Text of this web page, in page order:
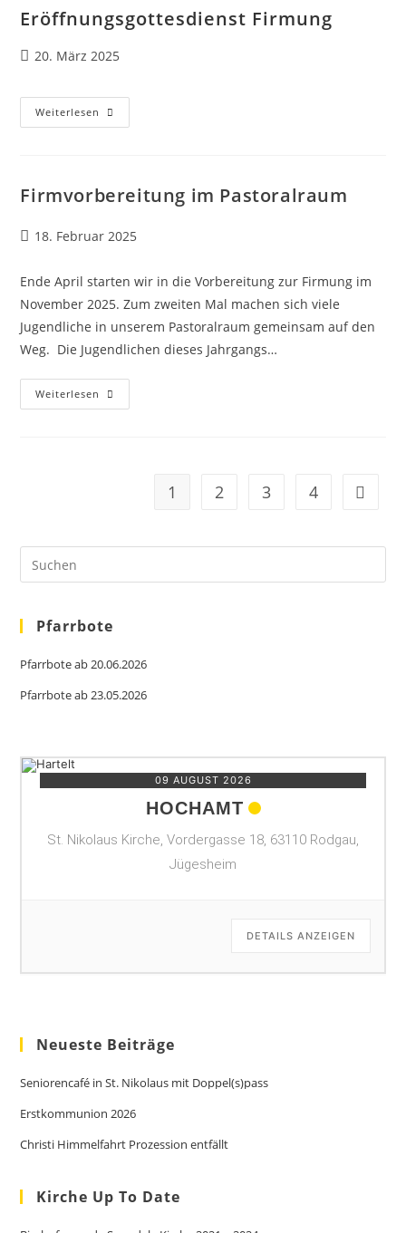
Eröffnungsgottesdienst Firmung
Beitrag
20. März 2025
Weiterlesen Eröffnungsgottesdienst
Firmung
Firmvorbereitung im Pastoralraum
Beitrag
18. Februar 2025
Ende April starten wir in die Vorbereitung zur Firmung im
November 2025. Zum zweiten Mal machen sich viele
Jugendliche in unserem Pastoralraum gemeinsam auf den
Weg. Die Jugendlichen dieses Jahrgangs…
Weiterlesen Firmvorbereitung
Im
1 2 3 4 Zur
to
Pfarrbote
Pfarrbote ab 20.06.2026
Pfarrbote ab 23.05.2026
09 AUGUST 2026
HOCHAMT
St. Nikolaus Kirche, Vordergasse 18, 63110 Rodgau,
Jügesheim
DETAILS ANZEIGEN
Neueste Beiträge
Seniorencafé in St. Nikolaus mit Doppel(s)pass
Erstkommunion 2026
Christi Himmelfahrt Prozession entfällt
Kirche Up To Date